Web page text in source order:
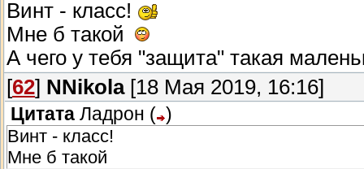
Винт - класс!
Мне б такой
А чего у тебя "защита" такая
[62] NNikola[18 Мая 2019, 16:16]
Цитата Ладрон ( )
Винт - класс!
Мне б такой